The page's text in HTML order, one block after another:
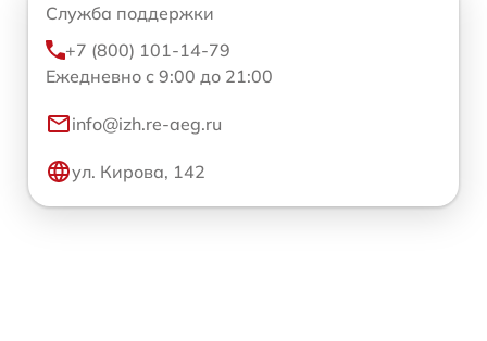
Служба поддержки
+7 (800) 101-14-79
Ежедневно с 9:00 до 21:00
info@izh.re-aeg.ru
ул. Кирова, 142